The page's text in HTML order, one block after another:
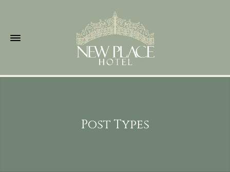
Post Types